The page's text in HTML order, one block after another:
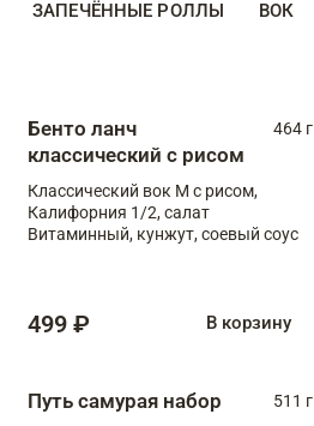
ЗАПЕЧЁННЫЕ РОЛЛЫ ВОК
Бенто ланч
классический с рисом
464 г
Классический вок М с рисом,
Калифорния 1/2, салат
Витаминный, кунжут, соевый соус
499 ₽ В корзину
Путь самурая набор
511 г